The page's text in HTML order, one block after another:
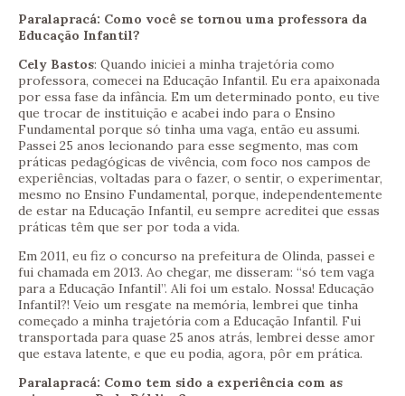
Paralapracá: Como você se tornou uma professora da
Educação Infantil?
Cely Bastos: Quando iniciei a minha trajetória como
professora, comecei na Educação Infantil. Eu era apaixonada
por essa fase da infância. Em um determinado ponto, eu tive
que trocar de instituição e acabei indo para o Ensino
Fundamental porque só tinha uma vaga, então eu assumi.
Passei 25 anos lecionando para esse segmento, mas com
práticas pedagógicas de vivência, com foco nos campos de
experiências, voltadas para o fazer, o sentir, o experimentar,
mesmo no Ensino Fundamental, porque, independentemente
de estar na Educação Infantil, eu sempre acreditei que essas
práticas têm que ser por toda a vida.
Em 2011, eu fiz o concurso na prefeitura de Olinda, passei e
fui chamada em 2013. Ao chegar, me disseram: “só tem vaga
para a Educação Infantil”. Ali foi um estalo. Nossa! Educação
Infantil?! Veio um resgate na memória, lembrei que tinha
começado a minha trajetória com a Educação Infantil. Fui
transportada para quase 25 anos atrás, lembrei desse amor
que estava latente, e que eu podia, agora, pôr em prática.
Paralapracá: Como tem sido a experiência com as